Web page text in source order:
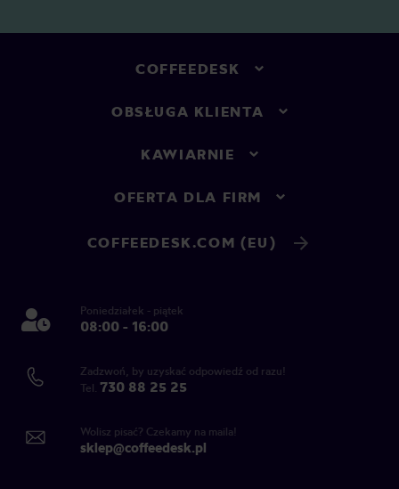
COFFEEDESK
OBSŁUGA KLIENTA
KAWIARNIE
OFERTA DLA FIRM
COFFEEDESK.COM (EU)
Poniedziałek - piątek
08:00 - 16:00
Zadzwoń, by uzyskać odpowiedź od razu!
Tel. 730 88 25 25
Wolisz pisać? Czekamy na maila!
sklep@coffeedesk.pl